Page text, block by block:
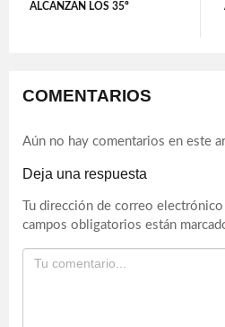
ALCANZAN LOS 35º
COMENTARIOS
Aún no hay comentarios en este
Deja una respuesta
Tu dirección de correo
campos obligatorios están